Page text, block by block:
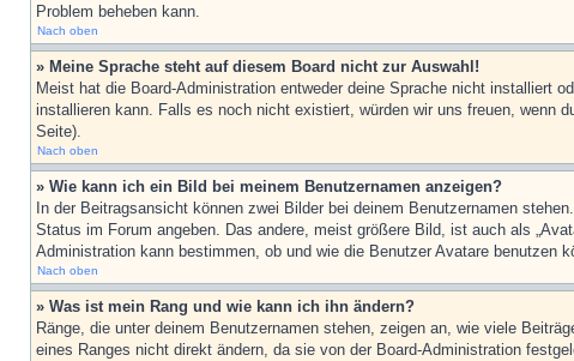
Problem beheben kann.
Nach oben
» Meine Sprache steht auf diesem Board nicht zur Auswahl!
Meist hat die Board-Administration entweder deine Sprache nicht installiert
installieren kann. Falls es noch nicht existiert, würden wir uns freuen, wenn
Seite).
Nach oben
» Wie kann ich ein Bild bei meinem Benutzernamen anzeigen?
In der Beitragsansicht können zwei Bilder bei deinem Benutzernamen
Status im Forum angeben. Das andere, meist größere Bild, ist auch als
Administration kann bestimmen, ob und wie die Benutzer Avatare benutzen
Nach oben
» Was ist mein Rang und wie kann ich ihn ändern?
Ränge, die unter deinem Benutzernamen stehen, zeigen an, wie viele
eines Ranges nicht direkt ändern, da sie von der Board-Administration